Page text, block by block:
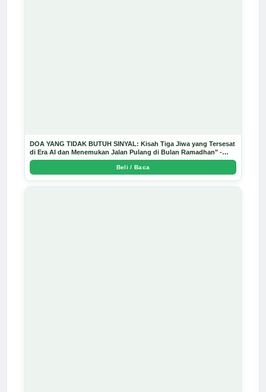
DOA YANG TIDAK BUTUH SINYAL: Kisah Tiga Jiwa yang Tersesat
di Era AI dan Menemukan Jalan Pulang di Bulan Ramadhan" -
Arda Dinata
Beli / Baca